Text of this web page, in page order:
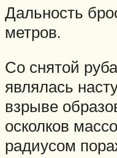
Дальность
метров.
Со снятой
являлась
взрыве
осколков
радиусом